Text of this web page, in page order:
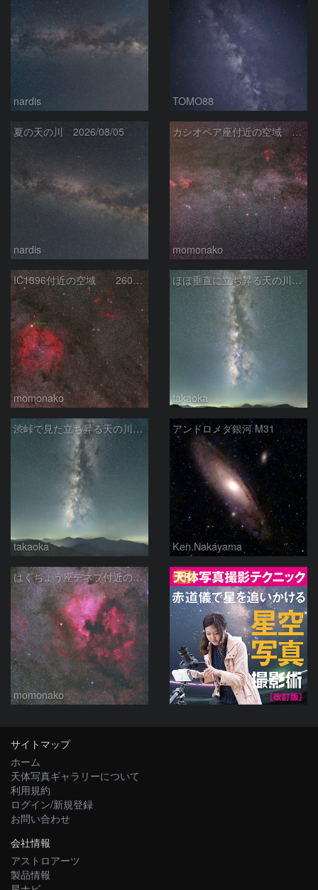
nardis TOMO88
夏の天の川 2026/08/05
nardis
カシオペア座付近の空域 260720
momonako
IC1396付近の空域 260720
momonako
ほぼ垂直に立ち昇る天の川銀河
takaoka
渋峠で見た立ち昇る天の川銀河
takaoka
アンドロメダ銀河 M31
Ken.Nakayama
はくちょう座デネブ付近の空域 260720
momonako
PR
サイトマップ
ホーム
天体写真ギャラリーについて
利用規約
ログイン/新規登録
お問い合わせ
会社情報
アストロアーツ
製品情報